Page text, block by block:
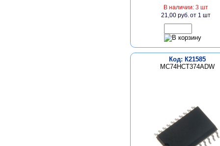
В наличии: 3 шт
21,00 руб.от 1 шт
Код: К21585
MC74HCT374ADW